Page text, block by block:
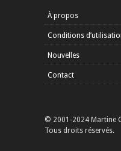
À propos
Conditions
Nouvelles
Contact
© 2001-2024 Martine
Tous droits réservés.